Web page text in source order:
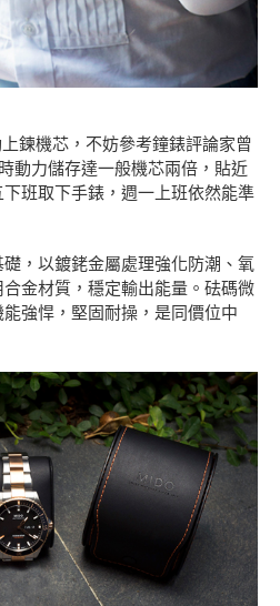
鍊機芯，不妨參考鐘錶評論家曾
動力儲存達一般機芯兩倍，貼近
下班取下手錶，週一上班依然能準
礎，以鍍銠金屬處理強化防潮、氧
金材質，穩定輸出能量。砝碼微
強悍，堅固耐操，是同價位中